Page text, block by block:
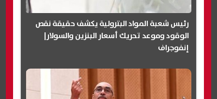
رئيس شعبة المواد البترولية يكشف حقيقة نقص
الوقود وموعد تحريك أسعار البنزين والسولار|
إنفوجراف